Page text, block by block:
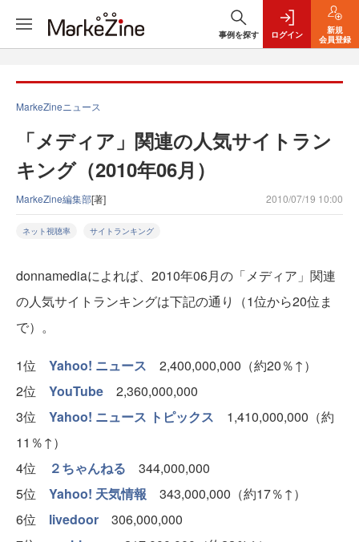
事例を探す ログイン
新規
会員登録
MarkeZineニュース
「メディア」関連の人気サイトラン
キング（2010年06月）
MarkeZine編集部[著] 2010/07/19 10:00
ネット視聴率 サイトランキング
donnamediaによれば、2010年06月の「メディア」関連
の人気サイトランキングは下記の通り（1位から20位ま
で）。
1位 Yahoo! ニュース 2,400,000,000（約20％↑）
2位 YouTube 2,360,000,000
3位 Yahoo! ニュース トピックス 1,410,000,000（約
11％↑）
4位
２ちゃんねる 344,000,000
5位 Yahoo! 天気情報 343,000,000（約17％↑）
6位 livedoor 306,000,000